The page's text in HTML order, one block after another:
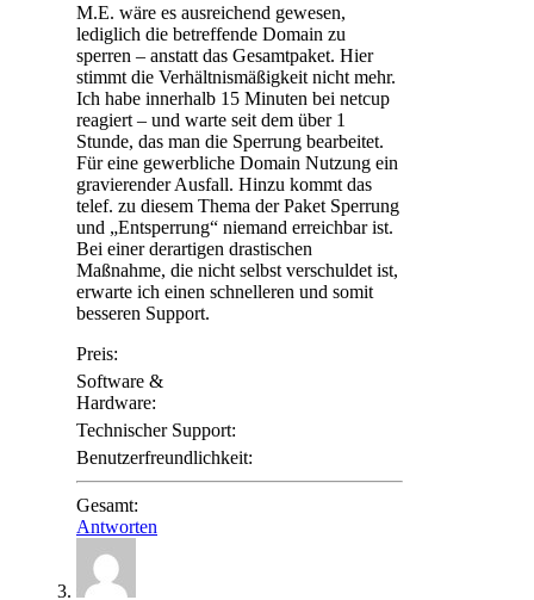
M.E. wäre es ausreichend gewesen,
lediglich die betreffende Domain zu
sperren – anstatt das Gesamtpaket. Hier
stimmt die Verhältnismäßigkeit nicht mehr.
Ich habe innerhalb 15 Minuten bei netcup
reagiert – und warte seit dem über 1
Stunde, das man die Sperrung bearbeitet.
Für eine gewerbliche Domain Nutzung ein
gravierender Ausfall. Hinzu kommt das
telef. zu diesem Thema der Paket Sperrung
und „Entsperrung“ niemand erreichbar ist.
Bei einer derartigen drastischen
Maßnahme, die nicht selbst verschuldet ist,
erwarte ich einen schnelleren und somit
besseren Support.
Preis:
Software &
Hardware:
Technischer Support:
Benutzerfreundlichkeit:
Gesamt:
Antworten